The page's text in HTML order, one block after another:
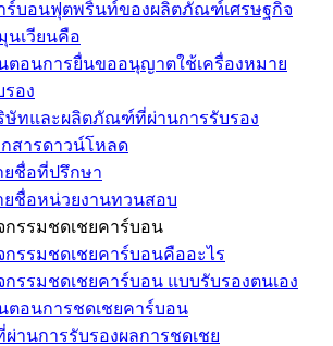
ร์บอนฟุตพริ้นท์ของผลิตภัณฑ์เศรษฐกิจ
นเวียนคือ
ตอนการยื่นขออนุญาตใช้เครื่องหมาย
รอง
ษัทและผลิตภัณฑ์ที่ผ่านการรับรอง
กสารดาวน์โหลด
ยชื่อที่ปรึกษา
ยชื่อหน่วยงานทวนสอบ
กรรมชดเชยคาร์บอน
กรรมชดเชยคาร์บอนคืออะไร
กรรมชดเชยคาร์บอน แบบรับรองตนเอง
ตอนการชดเชยคาร์บอน
ผ่านการรับรองผลการชดเชย